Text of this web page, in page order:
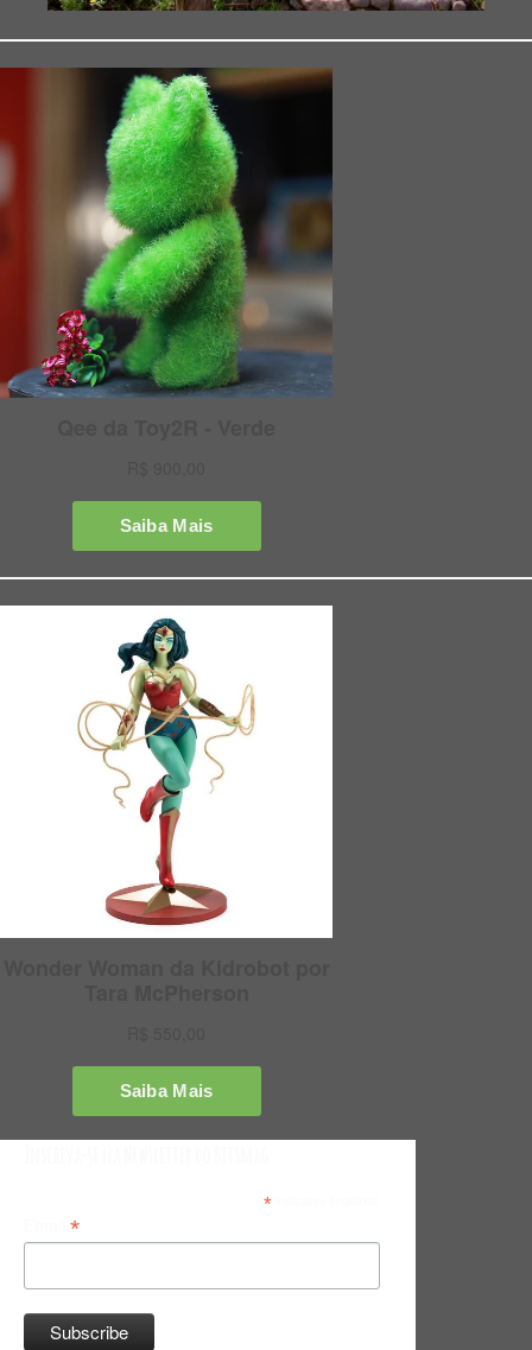
*indicates required
*